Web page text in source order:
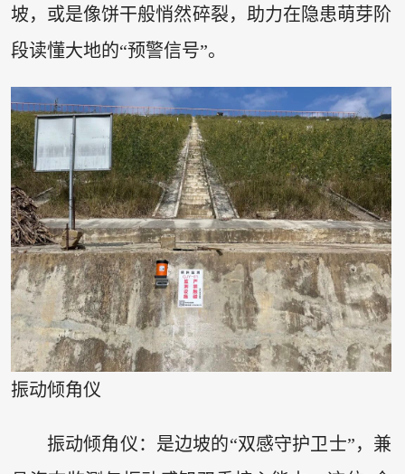
坡，或是像饼干般悄然碎裂，助力在隐患萌芽阶
段读懂大地的“预警信号”。
振动倾角仪
振动倾角仪：是边坡的“双感守护卫士”，兼